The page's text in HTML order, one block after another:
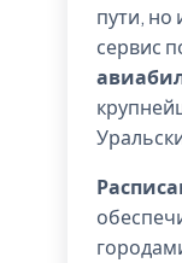
пути, но
сервис